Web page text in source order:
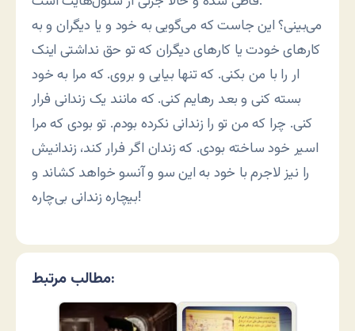
می‌بینی؟ این جاست که می‌گویی به خود و یا دیگران و به
کارهای خودت یا کارهای دیگران که تو حق نداشتی اینک
ار را با من بکنی. که تنها بیایی و بروی. که مرا به خود
بسته کنی و بعد رهایم کنی. که مانند یک زندانی فرار
کنی. چرا که من تو را زندانی نکرده بودم. تو بودی که مرا
اسیر خود ساخته بودی. که زندان اگر فرار کند، زندانیش
را نیز لاجرم با خود به این سو و آنسو خواهد کشاند و
بیچاره زندانی بی‌چاره!
مطالب مرتبط: